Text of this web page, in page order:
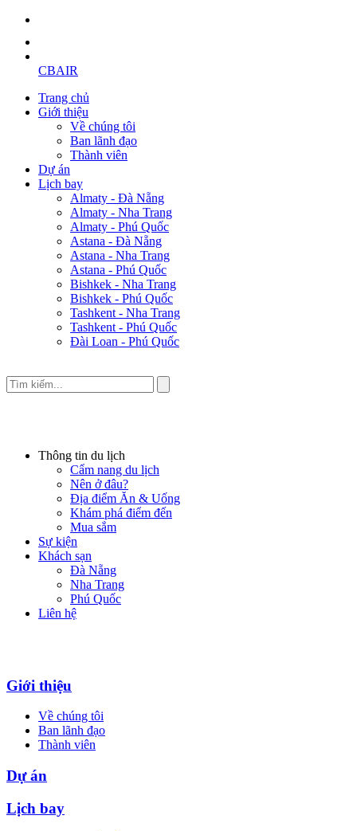
CBAIR
Trang chủ
Giới thiệu
Về chúng tôi
Ban lãnh đạo
Thành viên
Dự án
Lịch bay
Almaty - Đà Nẵng
Almaty - Nha Trang
Almaty - Phú Quốc
Astana - Đà Nẵng
Astana - Nha Trang
Astana - Phú Quốc
Bishkek - Nha Trang
Bishkek - Phú Quốc
Tashkent - Nha Trang
Tashkent - Phú Quốc
Đài Loan - Phú Quốc
Thông tin du lịch
Cẩm nang du lịch
Nên ở đâu?
Địa điểm Ăn & Uống
Khám phá điểm đến
Mua sắm
Sự kiện
Khách sạn
Đà Nẵng
Nha Trang
Phú Quốc
Liên hệ
Giới thiệu
Về chúng tôi
Ban lãnh đạo
Thành viên
Dự án
Lịch bay